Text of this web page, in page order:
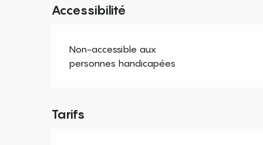
Accessibilité
Non-accessible aux
personnes handicapées
Tarifs